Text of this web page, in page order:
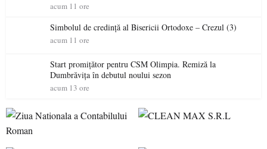
acum 11 ore
Simbolul de credinţă al Bisericii Ortodoxe – Crezul (3)
acum 11 ore
Start promițător pentru CSM Olimpia. Remiză la
Dumbrăvița în debutul noului sezon
acum 13 ore